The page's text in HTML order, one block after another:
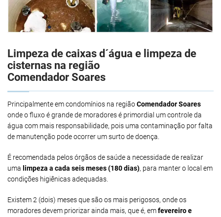
Limpeza de caixas d´água e limpeza de
cisternas na região
Comendador Soares
Principalmente em condomínios na regiãoComendador Soares
onde o fluxo é grande de moradores é primordial um controle da
água com mais responsabilidade, pois uma contaminação por falta
de manutenção pode ocorrer um surto de doença.
É recomendada pelos órgãos de saúde a necessidade de realizar
uma limpeza a cada seis meses (180 dias), para manter o local em
condições higiênicas adequadas.
Existem 2 (dois) meses que são os mais perigosos, onde os
moradores devem priorizar ainda mais, que é, emfevereiro e